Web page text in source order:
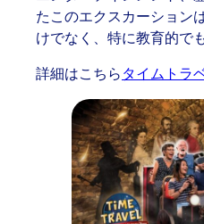
たこのエクスカーション
けでなく、特に教育的で
詳細はこちらタイムトラ